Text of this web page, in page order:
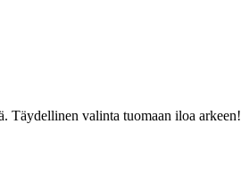
Täydellinen valinta tuomaan iloa arkeen!